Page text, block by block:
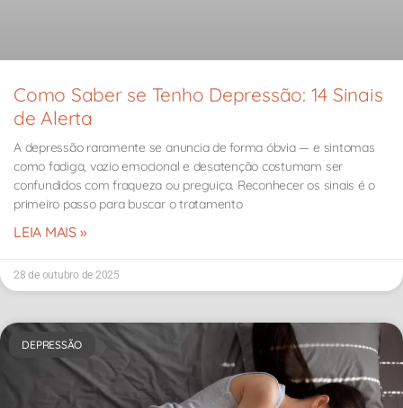
Como Saber se Tenho Depressão: 14 Sinais
de Alerta
A depressão raramente se anuncia de forma óbvia — e sintomas
como fadiga, vazio emocional e desatenção costumam ser
confundidos com fraqueza ou preguiça. Reconhecer os sinais é o
primeiro passo para buscar o tratamento
LEIA MAIS »
28 de outubro de 2025
DEPRESSÃO